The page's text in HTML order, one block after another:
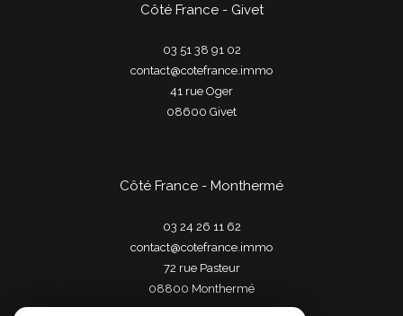
Côté France - Givet
03 51 38 91 02
contact@cotefrance.immo
41 rue Oger
08600
givet
Côté France - Monthermé
03 24 26 11 62
contact@cotefrance.immo
72 rue Pasteur
08800
monthermé